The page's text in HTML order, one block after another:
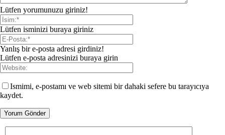
Lütfen yorumunuzu giriniz!
Lütfen isminizi buraya giriniz
Yanlış bir e-posta adresi girdiniz!
Lütfen e-posta adresinizi buraya girin
Ismimi, e-postamı ve web sitemi bir dahaki sefere bu tarayıcıya
kaydet.